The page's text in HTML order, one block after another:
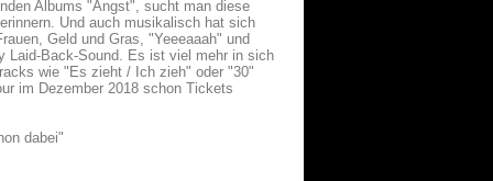
Albums "Angst", sucht man diese
Und auch musikalisch hat sich
Geld und Gras, "Yeeeaaah" und
Laid-Back-Sound. Es ist viel mehr in sich
wie "Es zieht / Ich zieh" oder "30"
im Dezember 2018 schon Tickets
dabei"